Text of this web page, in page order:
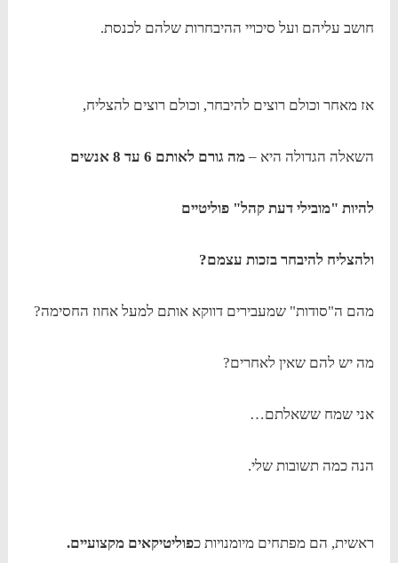
חושב עליהם ועל סיכויי ההיבחרות שלהם לכנסת.
אז מאחר וכולם רוצים להיבחר, וכולם רוצים להצליח,
השאלה הגדולה היא –מה גורם לאותם 6 עד 8 אנשים
להיות "מובילי דעת קהל" פוליטיים
ולהצליח להיבחר בזכות עצמם?
מהם ה"סודות" שמעבירים דווקא אותם למעל אחוז החסימה?
מה יש להם שאין לאחרים?
אני שמח ששאלתם…
הנה כמה תשובות שלי.
ראשית, הם מפתחים מיומנויות כפוליטיקאים מקצועיים.